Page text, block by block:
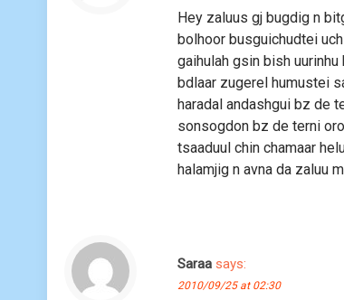
Hey zaluus gj bugdig n
bolhoor busguichudtei
gaihulah gsin bish
bdlaar zugerel humustei
haradal andashgui bz de
sonsogdon bz de terni
tsaaduul chin chamaar
halamjig n avna da zaluu
Saraa says:
2010/09/25 at 02:30